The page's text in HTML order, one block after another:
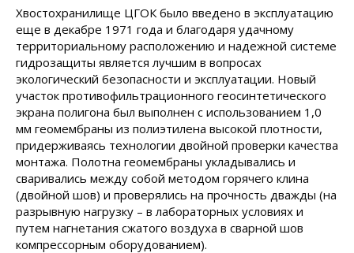
Хвостохранилище ЦГОК было введено в эксплуатацию
еще в декабре 1971 года и благодаря удачному
территориальному расположению и надежной системе
гидрозащиты является лучшим в вопросах
экологический безопасности и эксплуатации. Новый
участок противофильтрационного геосинтетического
экрана полигона был выполнен с использованием 1,0
мм геомембраны из полиэтилена высокой плотности,
придерживаясь технологии двойной проверки качества
монтажа. Полотна геомембраны укладывались и
сваривались между собой методом горячего клина
(двойной шов) и проверялись на прочность дважды (на
разрывную нагрузку – в лабораторных условиях и
путем нагнетания сжатого воздуха в сварной шов
компрессорным оборудованием).